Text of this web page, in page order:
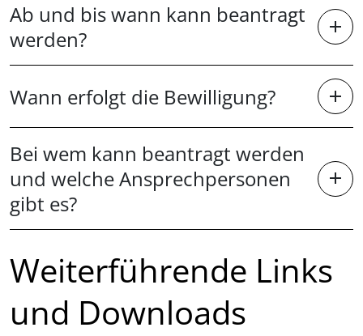
Ab und bis wann kann beantragt
werden?
Wann erfolgt die Bewilligung?
Bei wem kann beantragt werden
und welche Ansprechpersonen
gibt es?
Weiterführende Links
und Downloads